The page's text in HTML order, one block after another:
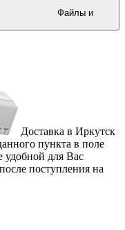
Доставка в Иркутск
пункта в поле
для Вас
поступления на